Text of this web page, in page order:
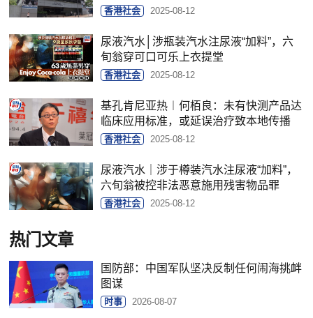
香港社会 2025-08-12
尿液汽水│涉瓶装汽水注尿液“加料”，六
旬翁穿可口可乐上衣提堂
香港社会 2025-08-12
基孔肯尼亚热︱何栢良：未有快测产品达
临床应用标准，或延误治疗致本地传播
香港社会 2025-08-12
尿液汽水｜涉于樽装汽水注尿液“加料”，
六旬翁被控非法恶意施用残害物品罪
香港社会 2025-08-12
热门文章
国防部：中国军队坚决反制任何闹海挑衅
图谋
时事 2026-08-07